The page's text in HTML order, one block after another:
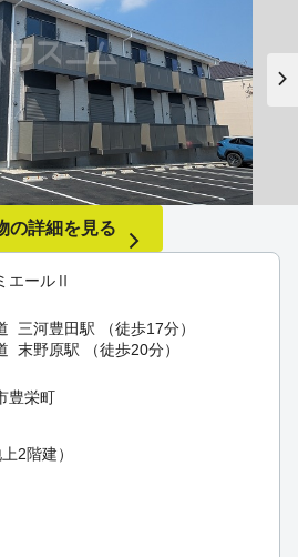
エールⅡ
三河豊田駅 （徒歩17分）
末野原駅 （徒歩20分）
豊栄町
2階建）
の詳細を見る